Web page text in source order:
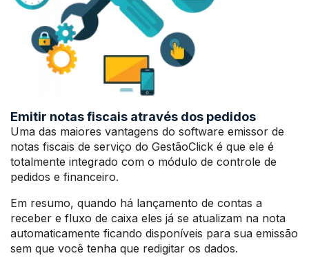
Emitir notas fiscais através dos pedidos
Uma das maiores vantagens do software emissor de
notas fiscais de serviço do GestãoClick é que ele é
totalmente integrado com o módulo de controle de
pedidos e financeiro.
Em resumo, quando há lançamento de contas a
receber e fluxo de caixa eles já se atualizam na nota
automaticamente ficando disponíveis para sua emissão
sem que você tenha que redigitar os dados.